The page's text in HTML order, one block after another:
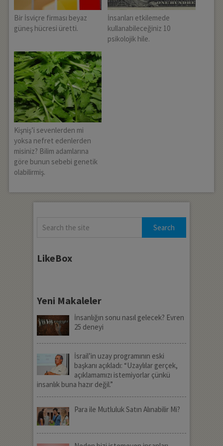
Bir İsviçre firması beyaz
güneş hücresi üretti.
İnsanları etkilemede
kullanabileceğiniz 10
psikolojik hile.
Kişniş’i sevenlerden mi
yoksa nefret edenlerden
misiniz? Bilim adamlarına
göre bunun sebebi genetik
olabilirmiş.
LikeBox
Yeni Makaleler
İnsanlığın sonu nasıl gelecek? Evren
25 deneyi
İsrail’in uzay programının eski
başkanı açıkladı: “Uzaylılar gerçek,
açıklamamızı istemiyorlar çünkü
insanlık buna hazır değil.”
Para ile Mutluluk Satın Alınabilir Mi?